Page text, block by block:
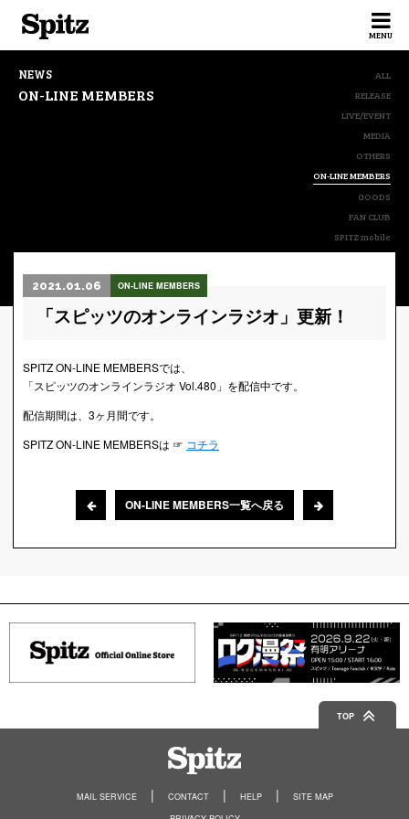
MENU
NEWS
ON-LINE MEMBERS
ALL
RELEASE
LIVE/EVENT
MEDIA
OTHERS
ON-LINE MEMBERS
GOODS
FAN CLUB
SPITZ mobile
2021.01.06 ON-LINE MEMBERS
「スピッツのオンラインラジオ」更新！
SPITZ ON-LINE MEMBERSでは、
「スピッツのオンラインラジオ Vol.480」を配信中です。
配信期間は、3ヶ月間です。
SPITZ ON-LINE MEMBERSは ☞ コチラ
ON-LINE MEMBERS一覧へ戻る
TOP
MAIL SERVICE CONTACT HELP
SITE MAP